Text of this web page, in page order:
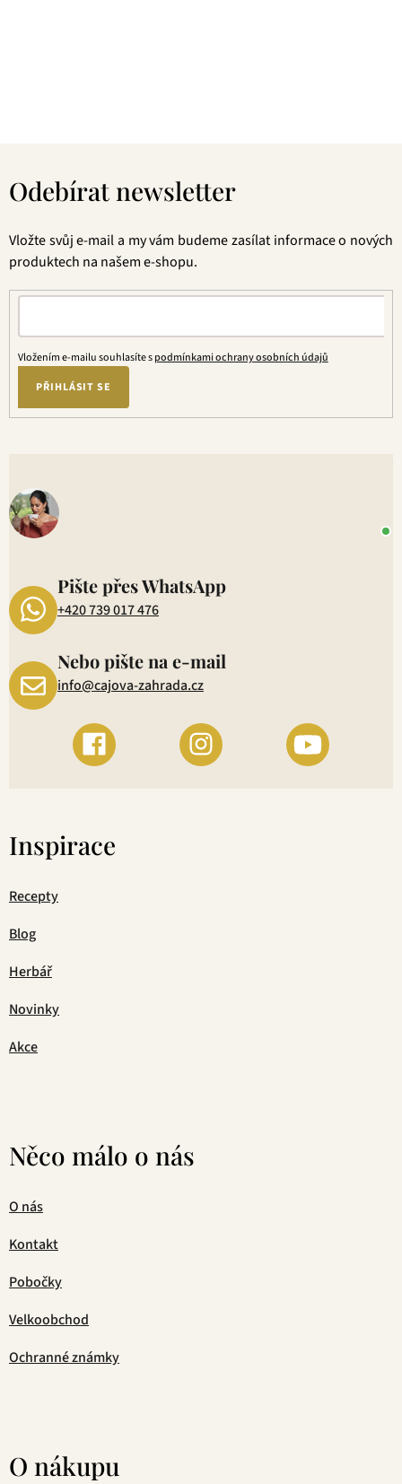
Odebírat newsletter
Vložte svůj e-mail a my vám budeme zasílat informace o nových
produktech na našem e-shopu.
Vložením e-mailu souhlasíte spodmínkami ochrany osobních údajů
PŘIHLÁSIT SE
Pište přes WhatsApp
+420 739 017 476
Nebo pište na e-mail
info@cajova-zahrada.cz
Inspirace
Recepty
Blog
Herbář
Novinky
Akce
Něco málo o nás
O nás
Kontakt
Pobočky
Velkoobchod
Ochranné známky
O nákupu